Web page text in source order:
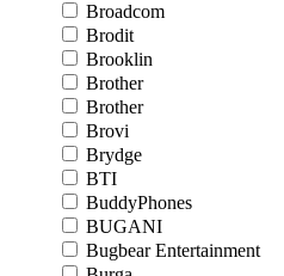
Broadcom
Brodit
Brooklin
Brother
Brother
Brovi
Brydge
BTI
BuddyPhones
BUGANI
Bugbear Entertainment